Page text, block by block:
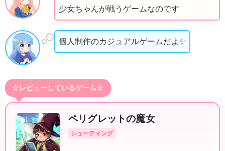
少女ちゃんが戦うゲームなのです
個人制作のカジュアルゲームだよ✨
☆レビューしているゲーム☆
ペリグレットの魔女
シューティング